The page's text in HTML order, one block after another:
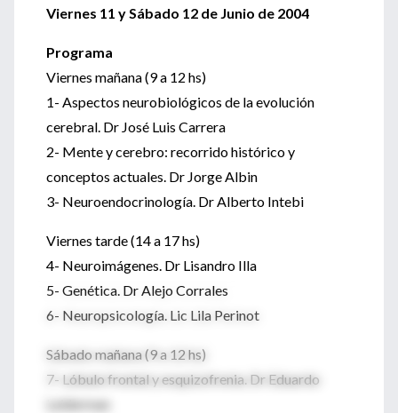
Viernes 11 y Sábado 12 de Junio de 2004
Programa
Viernes mañana (9 a 12 hs)
1- Aspectos neurobiológicos de la evolución
cerebral. Dr José Luis Carrera
2- Mente y cerebro: recorrido histórico y
conceptos actuales. Dr Jorge Albin
3- Neuroendocrinología. Dr Alberto Intebi
Viernes tarde (14 a 17 hs)
4- Neuroimágenes. Dr Lisandro Illa
5- Genética. Dr Alejo Corrales
6- Neuropsicología. Lic Lila Perinot
Sábado mañana (9 a 12 hs)
7- Lóbulo frontal y esquizofrenia. Dr Eduardo
Leiderman